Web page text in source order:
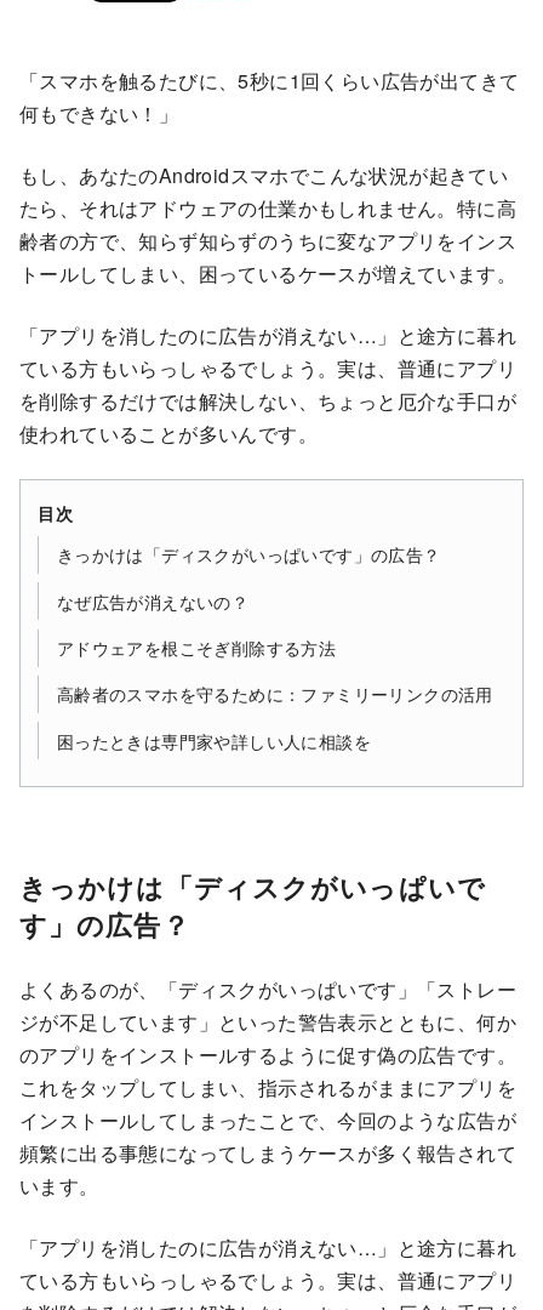
「スマホを触るたびに、5秒に1回くらい広告が出てきて
何もできない！」
もし、あなたのAndroidスマホでこんな状況が起きてい
たら、それはアドウェアの仕業かもしれません。特に高
齢者の方で、知らず知らずのうちに変なアプリをインス
トールしてしまい、困っているケースが増えています。
「アプリを消したのに広告が消えない…」と途方に暮れ
ている方もいらっしゃるでしょう。実は、普通にアプリ
を削除するだけでは解決しない、ちょっと厄介な手口が
使われていることが多いんです。
目次
きっかけは「ディスクがいっぱいです」の広告？
なぜ広告が消えないの？
アドウェアを根こそぎ削除する方法
高齢者のスマホを守るために：ファミリーリンクの活用
困ったときは専門家や詳しい人に相談を
きっかけは「ディスクがいっぱいで
す」の広告？
よくあるのが、「ディスクがいっぱいです」「ストレー
ジが不足しています」といった警告表示とともに、何か
のアプリをインストールするように促す偽の広告です。
これをタップしてしまい、指示されるがままにアプリを
インストールしてしまったことで、今回のような広告が
頻繁に出る事態になってしまうケースが多く報告されて
います。
「アプリを消したのに広告が消えない…」と途方に暮れ
ている方もいらっしゃるでしょう。実は、普通にアプリ